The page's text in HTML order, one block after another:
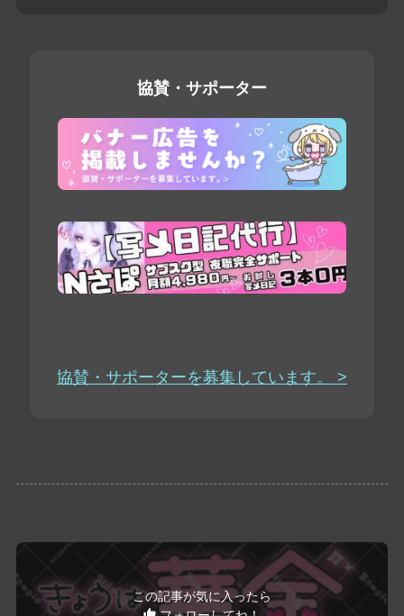
協賛・サポーター
協賛・サポーターを募集しています。 >
この記事が気に入ったら